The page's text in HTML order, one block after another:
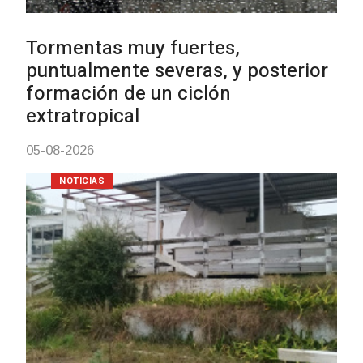
Clases de Muai Thai en Complejo
Charrúa
Turismo accesible para personas